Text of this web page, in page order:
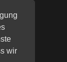
wir